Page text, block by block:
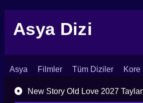
Asya Dizi
Asya Filmler Tüm Diziler Kore
İletişim Blog Dizi Arşivi
New Story Old Love 2027